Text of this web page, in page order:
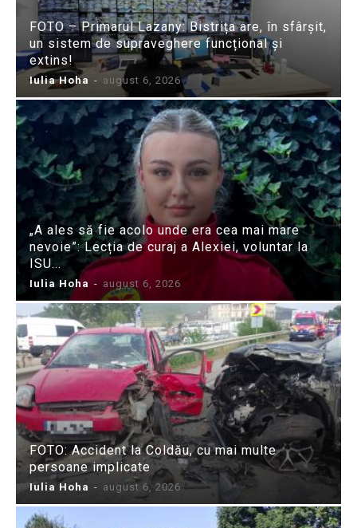
FOTO – Primarul Lazany: Bistrița are, în sfârșit,
un sistem de supraveghere funcțional și
extins!
Iulia Hoha - august 6, 2026
„A ales să fie acolo unde era cea mai mare
nevoie”: Lecția de curaj a Alexiei, voluntar la
ISU...
Iulia Hoha - august 6, 2026
FOTO: Accident la Coldău, cu mai multe
persoane implicate
Iulia Hoha - august 6, 2026